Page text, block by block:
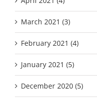
March 2021 (3)
February 2021 (4)
January 2021 (5)
December 2020 (5)